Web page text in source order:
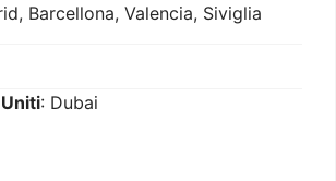
Barcellona, Valencia, Siviglia
: Dubai